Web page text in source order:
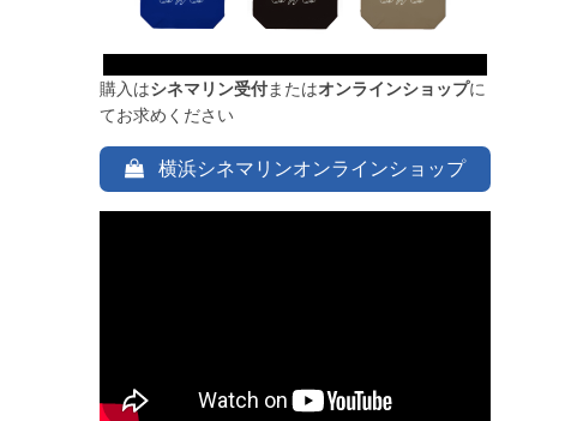
購入はシネマリン受付またはオンラインショップに
てお求めください
横浜シネマリンオンラインショップ